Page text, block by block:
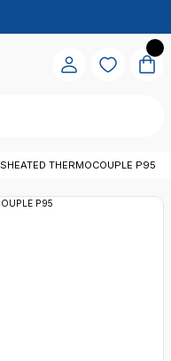
SHEATED THERMOCOUPLE P95